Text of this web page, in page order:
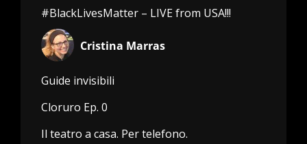
#BlackLivesMatter – LIVE from USA!!!
Cristina Marras
Guide invisibili
Cloruro Ep. 0
Il teatro a casa. Per telefono.